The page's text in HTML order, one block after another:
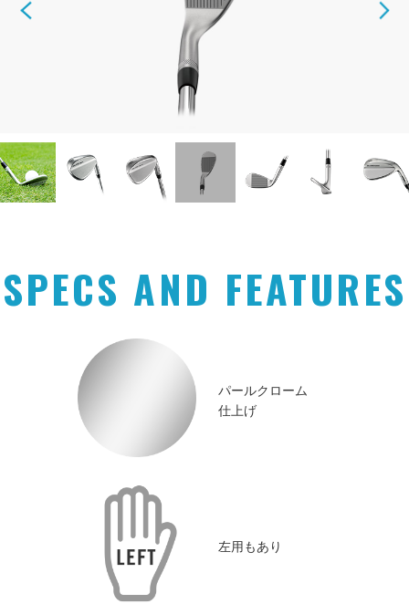
SPECS AND FEATURES
パールクローム
仕上げ
左用もあり